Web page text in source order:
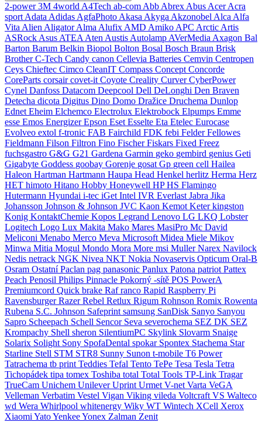
2-power3M 4world A4Tech ab-com Abb Abrex Abus AcerAcra
sport Adata Adidas AgfaPhoto Akasa Akyga Akzonobel Alca Alfa
Vita Alien AligatorAlma Alufix AMD Amiko APC Arctic Artis
ASRock Asus ATEA Aten Austis Autolamp AVerMedia Axagon Bal
Barton Barum Belkin Biopol Bolton Bosal Bosch Braun Brisk
BrotherC-Tech Candy canon Cellevia Batteries Cemvin Centropen
Ceys Chieftec Cimco CleanIT Compass Concept Concorde
CoreParts corsaircovet-it Coyote Creality CurverCyberPower
Cynel Danfoss Datacom Deepcool Dell DeLonghi Den Braven
Detecha dicota Digitus Dino Domo Dražice Druchema Dunlop
Ednet Eheim Elchemco Electrolux Elektrobock Elpumps Emme
esse Emos EnergizerEpson Eset Esselte Eta Etelec Eurocase
Evolveo extol f-tronic FAB Fairchild FDK febi FelderFellowes
Fieldmann Filson Filtron Fino FischerFiskars Fixed Freez
fuchsgastro G&G G21 Gardena Garmin geko gembird genius Geti
Gigabyte Goddess goobay Gorenje gosat Gp green cell Hailea
Haleon Hartman Hartmann Haupa Head Henkel herlitz Herma Herz
HET himoto Hitano Hobby Honeywell HPHS Flamingo
Hutermann Hyundai i-tec iGet Intel IVR Everlast Jabra Jika
Johansson Johnson & Johnson JVC Kaon Kemot Keterkingston
Konig KontaktChemie Kopos Legrand Lenovo LG LKQ Lobster
Logitech Logo Lux Makita Mako Mares MasiPro Mc David
Meliconi Menabo Merco Meva Microsoft Midea Miele Mikov
Minwa Mitia Mogul Mondo Mora More msi MullerNarex Navilock
Nedis netrack NGK Nivea NKT Nokia Novaservis Opticum Oral-B
Osram OstatníPaclan pag panasonic Panlux Patona patriot Pattex
Peach Penosil Philips Pinnacle Pokorný -sítě POS PowerA
Premiumcord Quick brake Rafranco Rapid Raspberry Pi
RavensburgerRazerRebel Retlux Rigum Rohnson Romix Rowenta
Rubena S.C. Johnson Safeprint samsung SanDisk Sanyo Sanyou
Sapro Scheepach Schell Sencor Seva severochema SEZ DK SEZ
Krompachy Shell sheron SilentiumPC Skylink Slovarm Snaige
Solarix Solight Sony SpofaDental spokar Spontex Stachema Star
Starline Stell STM STR8 Sunny Sunon t-mobile T6 Power
Tatrachema tb print Teddies Tefal Tento TePe Tesa Tesla Tetra
Tichopádek tipa tomex Toshiba total Total Tools TP-Link Tragar
TrueCam Unichem UnileverUprint Urmet V-net Varta VeGA
Velleman Verbatim Vestel Vigan Viking vileda Voltcraft VS Walteco
wd Wera Whirlpool whitenergy Wiky WT Wintech XCell Xerox
Xiaomi YatoYenkeeYonex Zalman Zenit